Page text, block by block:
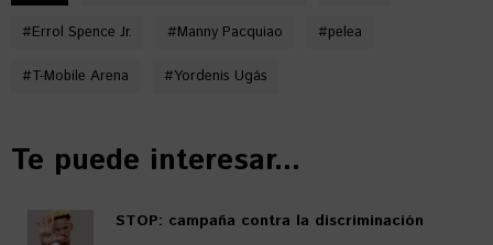
#Errol Spence Jr. #Manny Pacquiao #pelea
#T-Mobile Arena #Yordenis Ugás
Te puede interesar...
STOP: campaña contra la discriminación